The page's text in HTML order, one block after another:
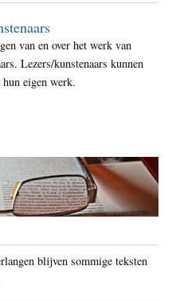
van en over het werk van
Lezers/kunstenaars kunnen
eigen werk.
blijven sommige teksten